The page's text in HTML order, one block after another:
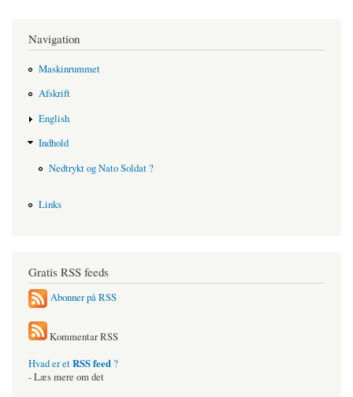
Navigation
Maskinrummet
Afskrift
English
Indhold
Nedtrykt og Nato Soldat ?
Links
Gratis RSS feeds
Abonner på RSS
Kommentar RSS
Hvad er etRSS feed ?
- Læs mere om det